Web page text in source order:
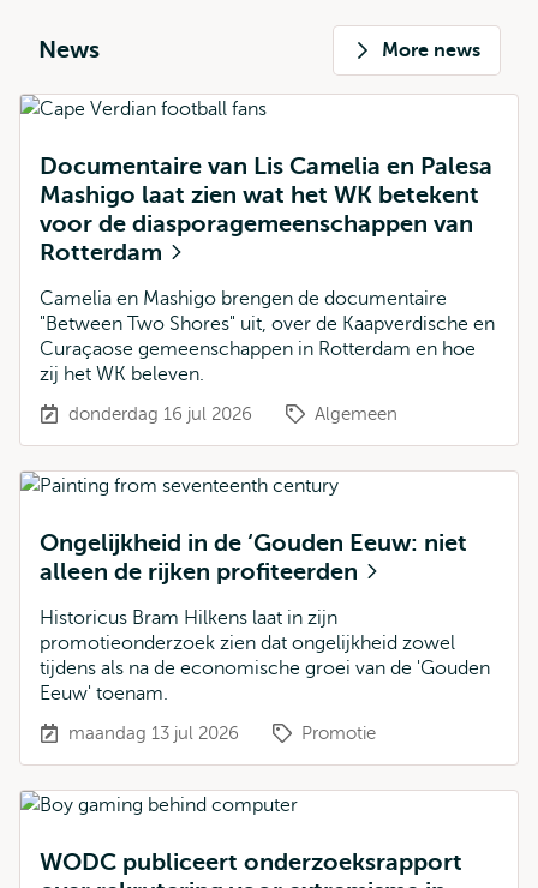
News More news
Documentaire van Lis Camelia en Palesa
Mashigo laat zien wat het WK betekent
voor de diasporagemeenschappen van
Rotterdam
Camelia en Mashigo brengen de documentaire
"Between Two Shores" uit, over de Kaapverdische en
Curaçaose gemeenschappen in Rotterdam en hoe
zij het WK beleven.
donderdag 16 jul 2026 Algemeen
Ongelijkheid in de ‘Gouden Eeuw: niet
alleen de rijken profiteerden
Historicus Bram Hilkens laat in zijn
promotieonderzoek zien dat ongelijkheid zowel
tijdens als na de economische groei van de 'Gouden
Eeuw' toenam.
maandag 13 jul 2026 Promotie
WODC publiceert onderzoeksrapport